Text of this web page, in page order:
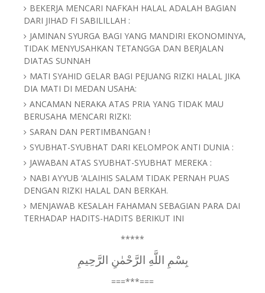
BEKERJA MENCARI NAFKAH HALAL ADALAH BAGIAN
DARI JIHAD FI SABILILLAH :
JAMINAN SYURGA BAGI YANG MANDIRI EKONOMINYA,
TIDAK MENYUSAHKAN TETANGGA DAN BERJALAN
DIATAS SUNNAH
MATI SYAHID GELAR BAGI PEJUANG RIZKI HALAL JIKA
DIA MATI DI MEDAN USAHA:
ANCAMAN NERAKA ATAS PRIA YANG TIDAK MAU
BERUSAHA MENCARI RIZKI:
SARAN DAN PERTIMBANGAN !
SYUBHAT-SYUBHAT DARI KELOMPOK ANTI DUNIA :
JAWABAN ATAS SYUBHAT-SYUBHAT MEREKA :
NABI AYYUB ‘ALAIHIS SALAM TIDAK PERNAH PUAS
DENGAN RIZKI HALAL DAN BERKAH.
MENJAWAB KESALAH FAHAMAN SEBAGIAN PARA DAI
TERHADAP HADITS-HADITS BERIKUT INI
*****
بِسْمِ اللَّهِ الرَّحْمٰنِ الرَّحِيمِ
===***===